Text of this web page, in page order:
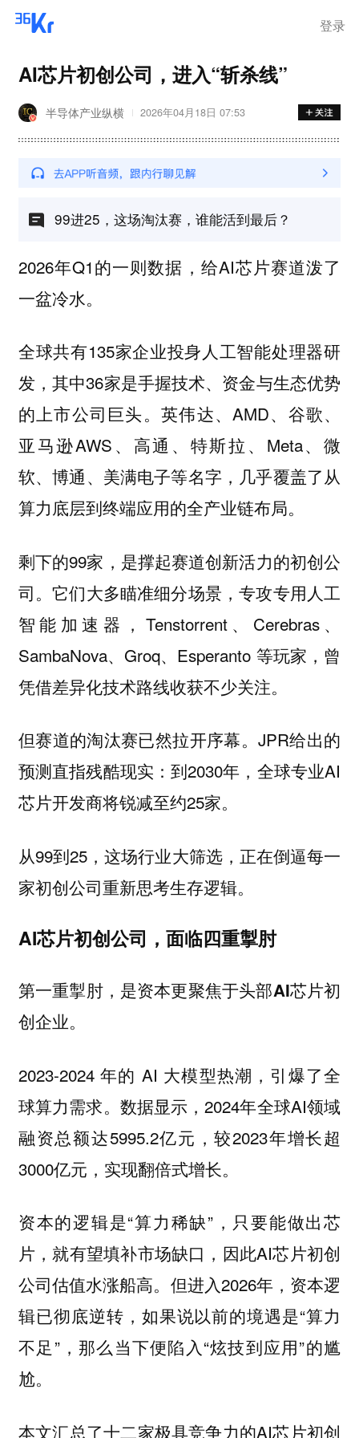
登录
AI芯片初创公司，进入“斩杀线”
半导体产业纵横 2026年04月18日 07:53
99进25，这场淘汰赛，谁能活到最后？
2026年Q1的一则数据，给AI芯片赛道泼了
一盆冷水。
全球共有135家企业投身人工智能处理器研
发，其中36家是手握技术、资金与生态优势
的上市公司巨头。英伟达、AMD、谷歌、
亚马逊AWS、高通、特斯拉、Meta、微
软、博通、美满电子等名字，几乎覆盖了从
算力底层到终端应用的全产业链布局。
剩下的99家，是撑起赛道创新活力的初创公
司。它们大多瞄准细分场景，专攻专用人工
智能加速器，Tenstorrent、Cerebras、
SambaNova、Groq、Esperanto 等玩家，曾
凭借差异化技术路线收获不少关注。
但赛道的淘汰赛已然拉开序幕。JPR给出的
预测直指残酷现实：到2030年，全球专业AI
芯片开发商将锐减至约25家。
从99到25，这场行业大筛选，正在倒逼每一
家初创公司重新思考生存逻辑。
AI芯片初创公司，面临四重掣肘
第一重掣肘，是资本更聚焦于头部AI芯片初
创企业。
2023-2024 年的 AI 大模型热潮，引爆了全
球算力需求。数据显示，2024年全球AI领域
融资总额达5995.2亿元，较2023年增长超
3000亿元，实现翻倍式增长。
资本的逻辑是“算力稀缺”，只要能做出芯
片，就有望填补市场缺口，因此AI芯片初创
公司估值水涨船高。但进入2026年，资本逻
辑已彻底逆转，如果说以前的境遇是“算力
不足”，那么当下便陷入“炫技到应用”的尴
尬。
本文汇总了十二家极具竞争力的AI芯片初创